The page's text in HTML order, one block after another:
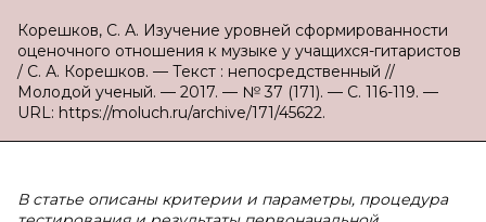
Корешков, С. А. Изучение уровней сформированности
оценочного отношения к музыке у учащихся-гитаристов
/ С. А. Корешков. — Текст : непосредственный //
Молодой ученый. — 2017. — № 37 (171). — С. 116-119. —
URL: https://moluch.ru/archive/171/45622.
В статье описаны критерии и параметры, процедура